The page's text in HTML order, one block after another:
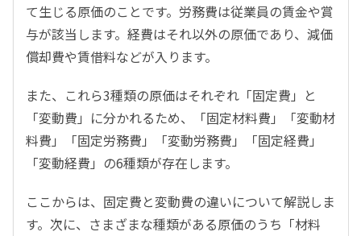
て生じる原価のことです。労務費は従業員の賃金や賞
与が該当します。経費はそれ以外の原価であり、減価
償却費や賃借料などが入ります。
また、これら3種類の原価はそれぞれ「固定費」と
「変動費」に分かれるため、「固定材料費」「変動材
料費」「固定労務費」「変動労務費」「固定経費」
「変動経費」の6種類が存在します。
ここからは、固定費と変動費の違いについて解説しま
す。次に、さまざまな種類がある原価のうち「材料